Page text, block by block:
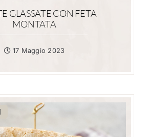
GLASSATE CON FETA
MONTATA
17 Maggio 2023